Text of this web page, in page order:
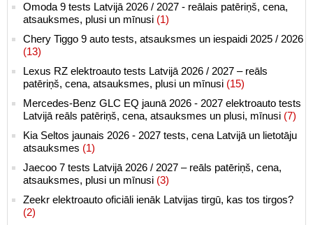
Omoda 9 tests Latvijā 2026 / 2027 - reālais patēriņš, cena,
atsauksmes, plusi un mīnusi (1)
Chery Tiggo 9 auto tests, atsauksmes un iespaidi 2025 / 2026
(13)
Lexus RZ elektroauto tests Latvijā 2026 / 2027 – reāls
patēriņš, cena, atsauksmes, plusi un mīnusi (15)
Mercedes-Benz GLC EQ jaunā 2026 - 2027 elektroauto tests
Latvijā reāls patēriņš, cena, atsauksmes un plusi, mīnusi (7)
Kia Seltos jaunais 2026 - 2027 tests, cena Latvijā un lietotāju
atsauksmes (1)
Jaecoo 7 tests Latvijā 2026 / 2027 – reāls patēriņš, cena,
atsauksmes, plusi un mīnusi (3)
Zeekr elektroauto oficiāli ienāk Latvijas tirgū, kas tos tirgos?
(2)